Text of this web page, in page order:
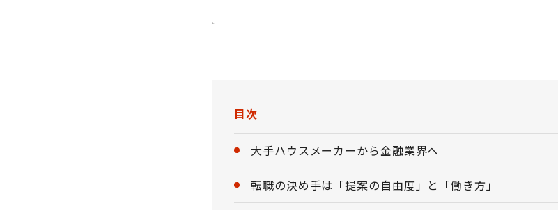
目次
大手ハウスメーカーから金融業界へ
転職の決め手は「提案の自由度」と「働き方」